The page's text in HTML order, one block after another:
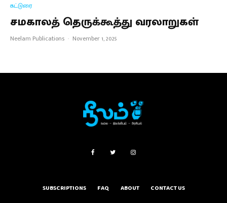
கட்டுரை
சமகாலத் தெருக்கூத்து வரலாறுகள்
Neelam Publications · November 1, 2025
SUBSCRIPTIONS FAQ ABOUT CONTACT US